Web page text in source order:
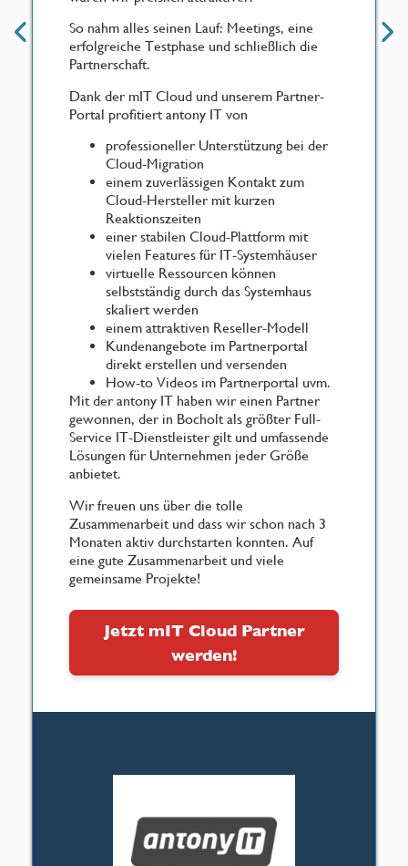
So nahm alles seinen Lauf: Meetings, eine
erfolgreiche Testphase und schließlich die
Partnerschaft.
Dank der mIT Cloud und unserem Partner-
Portal profitiert antony IT von
professioneller Unterstützung bei der
Cloud-Migration
einem zuverlässigen Kontakt zum
Cloud-Hersteller mit kurzen
Reaktionszeiten
einer stabilen Cloud-Plattform mit
vielen Features für IT-Systemhäuser
virtuelle Ressourcen können
selbstständig durch das Systemhaus
skaliert werden
einem attraktiven Reseller-Modell
Kundenangebote im Partnerportal
direkt erstellen und versenden
How-to Videos im Partnerportal uvm.
Mit der antony IT haben wir einen Partner
gewonnen, der in Bocholt als größter Full-
Service IT-Dienstleister gilt und umfassende
Lösungen für Unternehmen jeder Größe
anbietet.
Wir freuen uns über die tolle
Zusammenarbeit und dass wir schon nach 3
Monaten aktiv durchstarten konnten. Auf
eine gute Zusammenarbeit und viele
gemeinsame Projekte!
Jetzt mIT Cloud Partner
werden!